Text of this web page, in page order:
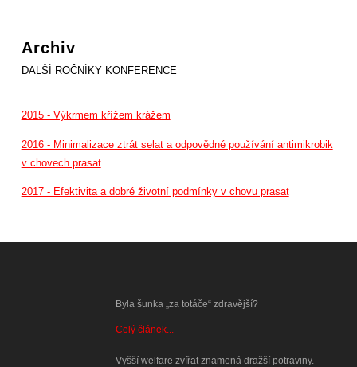
Archiv
DALŠÍ ROČNÍKY KONFERENCE
2015 - Výkrmem křížem krážem
2016 - Minimalizace ztrát selat a odpovědné používání antimikrobik
v chovech prasat
2017 - Efektivita a dobré životní podmínky v chovu prasat
Byla šunka „za totáče“ zdravější?
Celý článek...
Vyšší welfare zvířat znamená dražší potraviny.